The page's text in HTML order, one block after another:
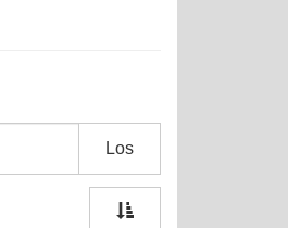
Los